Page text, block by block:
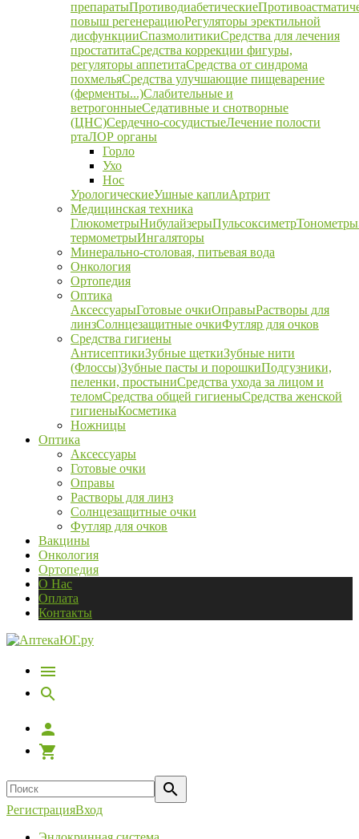
препаратыПротиводиабетические
повыш регенерациюРегуляторы эректильной
дисфункцииСпазмолитикиСредства для лечения
простатитаСредства коррекции фигуры,
регуляторы аппетитаСредства от синдрома
похмельяСредства улучшающие пищеварение
(ферменты...)Слабительные и
ветрогонныеСедативные и снотворные
(ЦНС)Сердечно-сосудистыеЛечение полости
ртаЛОР органы
Горло
Ухо
Нос
УрологическиеУшные каплиАртрит
Медицинская техника
ГлюкометрыНибулайзерыПульсоксиметрТонометры
термометрыИнгаляторы
Минерально-столовая, питьевая вода
Онкология
Ортопедия
Оптика
АксессуарыГотовые очкиОправыРастворы для
линзСолнцезащитные очкиФутляр для очков
Средства гигиены
АнтисептикиЗубные щеткиЗубные нити
(Флоссы)Зубные пасты и порошкиПодгузники,
пеленки, простыниСредства ухода за лицом и
теломСредства общей гигиеныСредства женской
гигиеныКосметика
Ножницы
Оптика
Аксессуары
Готовые очки
Оправы
Растворы для линз
Солнцезащитные очки
Футляр для очков
Вакцины
Онкология
Ортопедия
О Нас
Оплата
Контакты
РегистрацияВход